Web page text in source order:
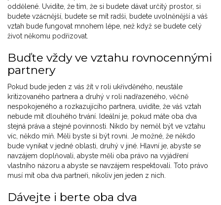
oddělené. Uvidíte, že tím, že si budete dávat určitý prostor, si
budete vzácnější, budete se mít radši, budete uvolněnější a váš
vztah bude fungovat mnohem lépe, než když se budete celý
život někomu podřizovat.
Buďte vždy ve vztahu rovnocennými
partnery
Pokud bude jeden z vás žít v roli ukřivděného, neustále
kritizovaného partnera a druhý v roli nadřazeného, věčně
nespokojeného a rozkazujícího partnera, uvidíte, že váš vztah
nebude mít dlouhého trvání. Ideální je, pokud máte oba dva
stejná práva a stejné povinnosti. Nikdo by neměl být ve vztahu
víc, někdo míň. Měli byste si být rovni. Je možné, že někdo
bude vynikat v jedné oblasti, druhý v jiné. Hlavní je, abyste se
navzájem doplňovali, abyste měli oba právo na vyjádření
vlastního názoru a abyste se navzájem respektovali. Toto právo
musí mít oba dva partneři, nikoliv jen jeden z nich.
Dávejte i berte oba dva